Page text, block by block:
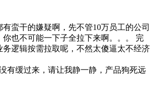
蛮干的嫌疑啊，先不管10万员工的公司
也不可能一下子全拉下来啊。。。 完
务逻辑按需拉取呢，不然太傻逼太不经济
有缓过来，请让我静一静，产品狗死远